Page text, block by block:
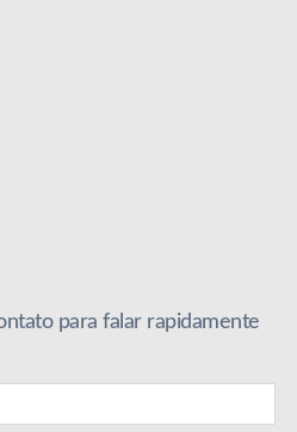
para falar rapidamente